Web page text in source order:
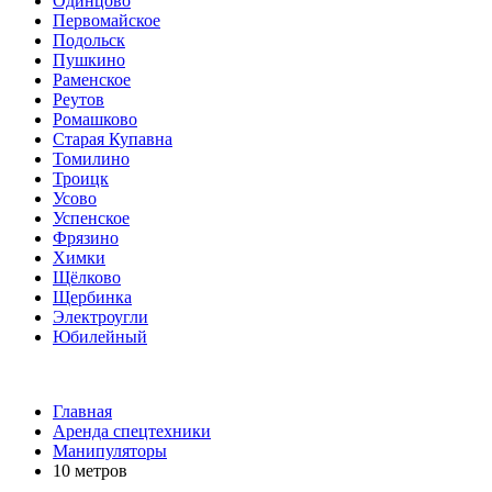
Первомайское
Подольск
Пушкино
Раменское
Реутов
Ромашково
Старая Купавна
Томилино
Троицк
Усово
Успенское
Фрязино
Химки
Щёлково
Щербинка
Электроугли
Юбилейный
Главная
Аренда спецтехники
Манипуляторы
10 метров